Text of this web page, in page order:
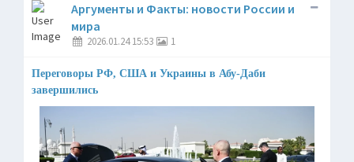
Аргументы и Факты: новости России и
мира
2026.01.24 15:53 1
Переговоры РФ, США и Украины в Абу-Даби
завершились